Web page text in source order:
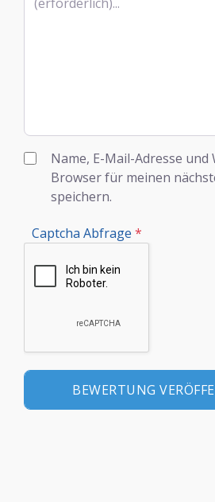
Name, E-Mail-Adresse und
Browser für meinen
speichern.
Captcha Abfrage *